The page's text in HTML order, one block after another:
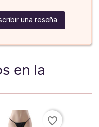
una reseña
en la
favorite_border